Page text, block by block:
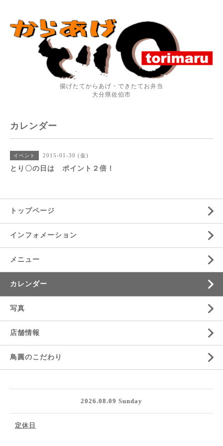
揚げたてからあげ・できたてお弁当
大分県佐伯市
カレンダー
イベント 2015-01-30 (金)
とり〇の日は ポイント２倍！
トップページ
インフォメーション
メニュー
カレンダー
写真
店舗情報
鳥圓のこだわり
2026.08.09 Sunday
定休日